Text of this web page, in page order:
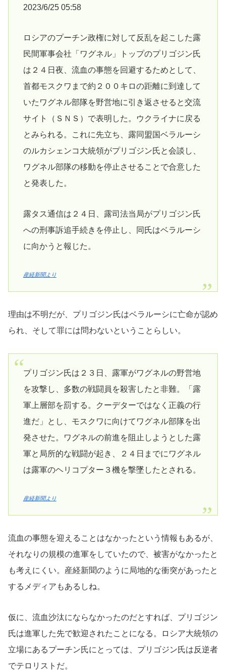
2023/6/25 05:58
ロシアのプーチン政権に対して反乱を起こした露
民間軍事会社「ワグネル」トップのプリゴジン氏
は２４日夜、流血の事態を回避するためとして、
首都モスクワまで約２００キロの距離に到達して
いたワグネル部隊を野営地に引き返させると交流
サイト（ＳＮＳ）で表明した。ウクライナに戻る
とみられる。これに先立ち、露同盟国ベラルーシ
のルカシェンコ大統領がプリゴジン氏と会談し、
ワグネル部隊の移動を停止させることで合意した
と発表した。
露タス通信は２４日、露司法当局がプリゴジン氏
への刑事訴追手続きを停止し、同氏はベラルーシ
に向かうと報じた。
産経新聞より
理由は不明だが、プリゴジン氏はベラルーシに亡命が認め
られ、そして罪には問わないということらしい。
プリゴジン氏は２３日、露軍がワグネルの野営地
を攻撃し、多数の戦闘員を殺害したと非難。「露
軍上層部を罰する。クーデターではなく正義の行
進だ」とし、モスクワに向けてワグネル部隊を出
発させた。ワグネルの前進を阻止しようとした露
軍と局所的な戦闘が起き、２４日までにワグネル
は露軍のヘリコプター３機を撃墜したとされる。
産経新聞より
流血の事態を迎えることはなかったという情報もあるが、
それなりの規模の進軍をしていたので、被害がなかったと
も考えにくい。産経新聞のように局地的な衝突があったと
するメディアもあるしね。
仮に、流血沙汰にならなかったのだとすれば、プリゴジン
氏は進軍した先で歓迎されたことになる。ロシア大統領の
立場にあるプーチン氏にとっては、プリゴジン氏は反逆者
でテロリストだ。